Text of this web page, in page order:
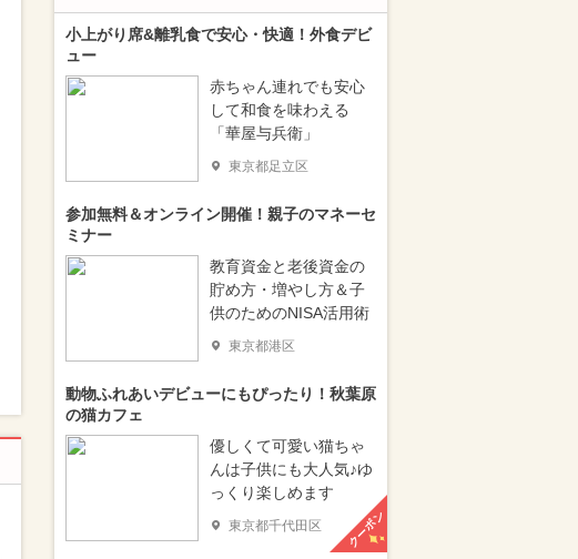
小上がり席&離乳食で安心・快適！外食デビ
ュー
赤ちゃん連れでも安心
して和食を味わえる
「華屋与兵衛」
東京都足立区
参加無料＆オンライン開催！親子のマネーセ
ミナー
教育資金と老後資金の
貯め方・増やし方＆子
供のためのNISA活用術
東京都港区
動物ふれあいデビューにもぴったり！秋葉原
の猫カフェ
優しくて可愛い猫ちゃ
んは子供にも大人気♪ゆ
っくり楽しめます
東京都千代田区 クーポン